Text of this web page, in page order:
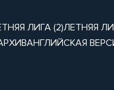
ЛИГА (2)ЛЕТНЯЯ
АНГЛИЙСКАЯ